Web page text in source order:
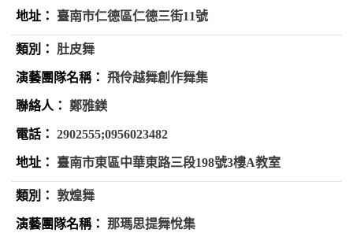
臺南市仁德區仁德三街11號
肚皮舞
飛伶越舞創作舞集
鄭雅鎂
2902555;0956023482
臺南市東區中華東路三段198號3樓A教室
敦煌舞
那瑪思提舞悅集